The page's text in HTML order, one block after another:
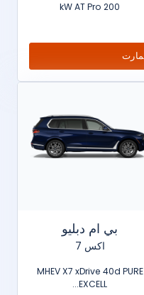
200 kW AT Pro
بي ام دبليو
اكس 7
MHEV X7 xDrive 40d PURE
EXCELL...